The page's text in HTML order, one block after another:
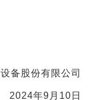
备股份有限公司
2024年9 月 10 日